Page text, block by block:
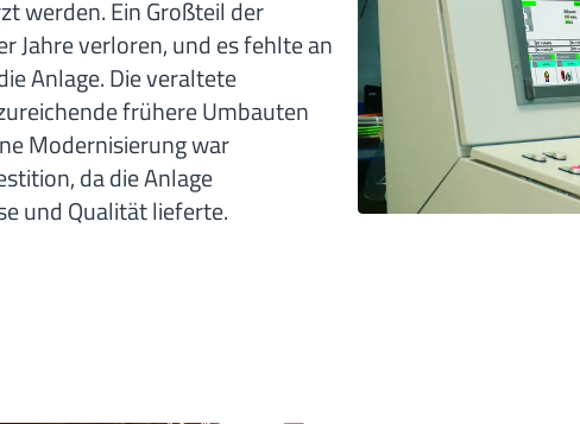
werden. Ein Großteil der
Jahre verloren, und es fehlte an
Anlage. Die veraltete
frühere Umbauten
Modernisierung war
da die Anlage
und Qualität lieferte.